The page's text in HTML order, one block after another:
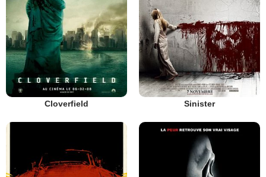
Cloverfield Sinister